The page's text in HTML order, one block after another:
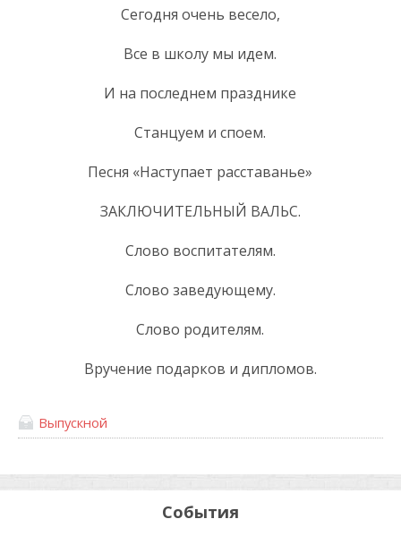
Сегодня очень весело,
Все в школу мы идем.
И на последнем празднике
Станцуем и споем.
Песня «Наступает расставанье»
ЗАКЛЮЧИТЕЛЬНЫЙ ВАЛЬС.
Слово воспитателям.
Слово заведующему.
Слово родителям.
Вручение подарков и дипломов.
Выпускной
События